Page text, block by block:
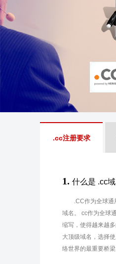
.cc注册要求
1. 什么是 .cc
.CC作为全球
域名。 cc作为全球
缩写，使得越来越
大顶级域名，选择
络世界的最重要桥梁